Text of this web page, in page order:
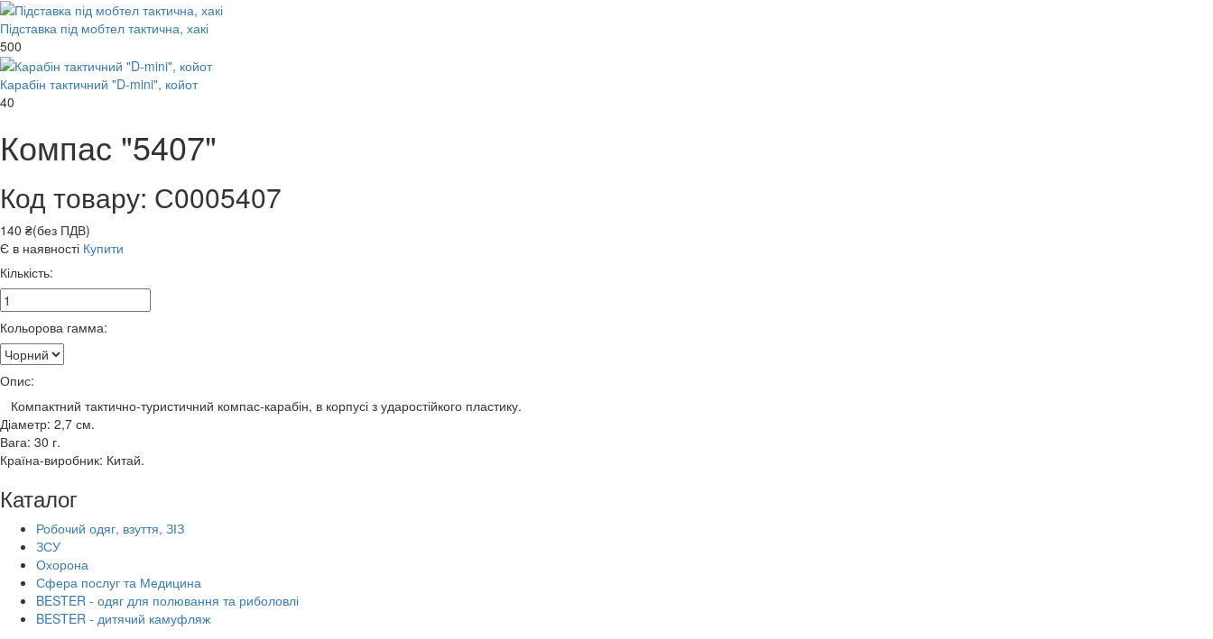
Підставка під мобтел тактична, хакі
500
Карабін тактичний "D-mini", койот
40
Компас "5407"
Код товару: С0005407
140 ₴(без ПДВ)
Є в наявності Купити
Кількість:
Кольорова гамма:
Опис:
Компактний тактично-туристичний компас-карабін, в корпусі з ударостійкого пластику.
Діаметр: 2,7 см.
Вага: 30 г.
Країна-виробник: Китай.
Каталог
Робочий одяг, взуття, ЗІЗ
ЗСУ
Охорона
Сфера послуг та Медицина
BESTER - одяг для полювання та риболовлі
BESTER - дитячий камуфляж